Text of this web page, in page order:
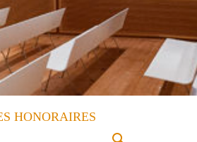
HONORAIRES